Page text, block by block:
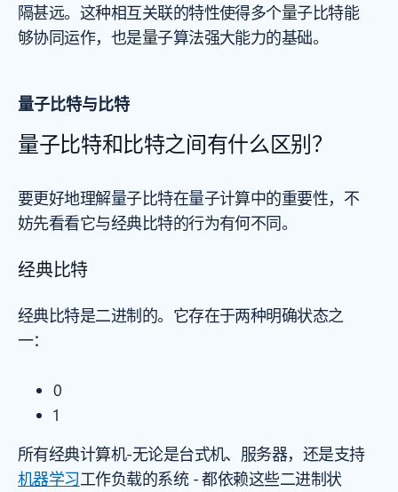
隔甚远。这种相互关联的特性使得多个量子比特能
够协同运作，也是量子算法强大能力的基础。
量子比特与比特
量子比特和比特之间有什么区别？
要更好地理解量子比特在量子计算中的重要性，不
妨先看看它与经典比特的行为有何不同。
经典比特
经典比特是二进制的。它存在于两种明确状态之
一：
0
1
所有经典计算机-无论是台式机、服务器，还是支持
机器学习工作负载的系统 - 都依赖这些二进制状